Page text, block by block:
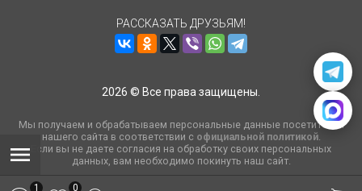
РАССКАЗАТЬ ДРУЗЬЯМ!
2026 © Все права защищены.
Мы получаем и обрабатываем персональные данные посетителей
нашего сайта в соответствии с официальной политикой.
Если вы не даете согласия на обработку своих персональных
данных, вам необходимо покинуть наш сайт.
1 0